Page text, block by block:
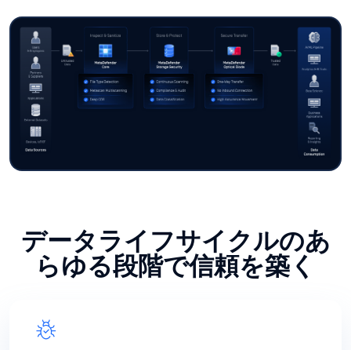
データライフサイクルのあ
らゆる段階で信頼を築く